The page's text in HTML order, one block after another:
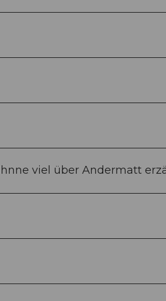
viel über Andermatt